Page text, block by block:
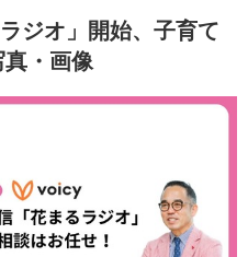
ジオ」開始、子育て
・画像